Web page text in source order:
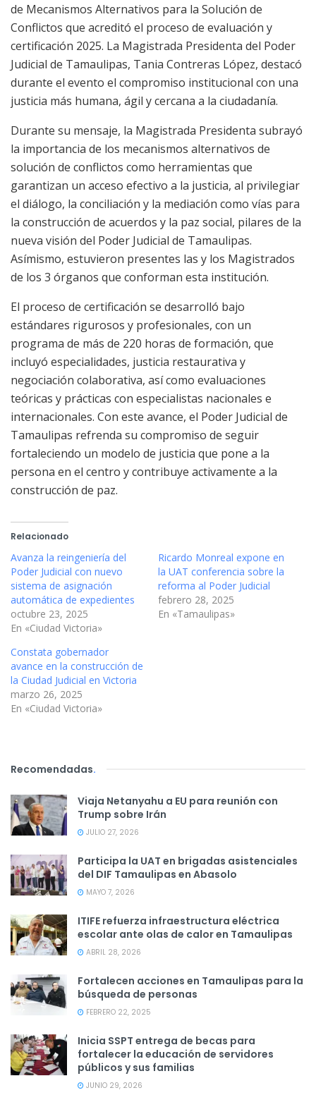
de Mecanismos Alternativos para la Solución de
Conflictos que acreditó el proceso de evaluación y
certificación 2025. La Magistrada Presidenta del Poder
Judicial de Tamaulipas, Tania Contreras López, destacó
durante el evento el compromiso institucional con una
justicia más humana, ágil y cercana a la ciudadanía.
Durante su mensaje, la Magistrada Presidenta subrayó
la importancia de los mecanismos alternativos de
solución de conflictos como herramientas que
garantizan un acceso efectivo a la justicia, al privilegiar
el diálogo, la conciliación y la mediación como vías para
la construcción de acuerdos y la paz social, pilares de la
nueva visión del Poder Judicial de Tamaulipas.
Asímismo, estuvieron presentes las y los Magistrados
de los 3 órganos que conforman esta institución.
El proceso de certificación se desarrolló bajo
estándares rigurosos y profesionales, con un
programa de más de 220 horas de formación, que
incluyó especialidades, justicia restaurativa y
negociación colaborativa, así como evaluaciones
teóricas y prácticas con especialistas nacionales e
internacionales. Con este avance, el Poder Judicial de
Tamaulipas refrenda su compromiso de seguir
fortaleciendo un modelo de justicia que pone a la
persona en el centro y contribuye activamente a la
construcción de paz.
Relacionado
Avanza la reingeniería del
Poder Judicial con nuevo
sistema de asignación
automática de expedientes
octubre 23, 2025
En «Ciudad Victoria»
Ricardo Monreal expone en
la UAT conferencia sobre la
reforma al Poder Judicial
febrero 28, 2025
En «Tamaulipas»
Constata gobernador
avance en la construcción de
la Ciudad Judicial en Victoria
marzo 26, 2025
En «Ciudad Victoria»
Recomendadas.
Viaja Netanyahu a EU para reunión con
Trump sobre Irán
JULIO 27, 2026
Participa la UAT en brigadas asistenciales
del DIF Tamaulipas en Abasolo
MAYO 7, 2026
ITIFE refuerza infraestructura eléctrica
escolar ante olas de calor en Tamaulipas
ABRIL 28, 2026
Fortalecen acciones en Tamaulipas para la
búsqueda de personas
FEBRERO 22, 2025
Inicia SSPT entrega de becas para
fortalecer la educación de servidores
públicos y sus familias
JUNIO 29, 2026